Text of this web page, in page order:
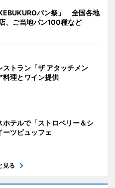
パン祭」 全国各地
、ご当地パン100種など
ストラン「ザ アタッチメン
理とワイン提供
ホテルで「ストロベリー＆シ
ーツビュッフェ
見る